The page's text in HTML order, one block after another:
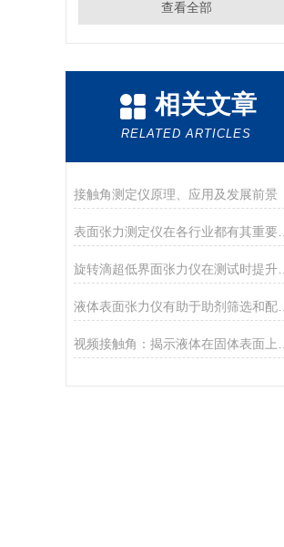
查看全部
相关文章
RELATED ARTICLES
接触角测定仪原理、应用及发展前景
表面张力测定仪在各行业都有其重要作用
旋转滴超低界面张力仪在测试时提升精度时应注意什么
液体表面张力仪有助于助剂筛选和配方优化